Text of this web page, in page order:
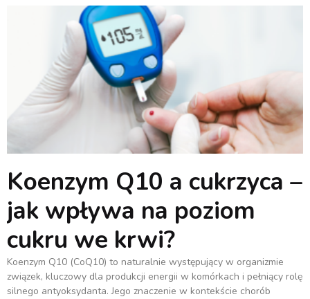
Koenzym Q10 a cukrzyca –
jak wpływa na poziom
cukru we krwi?
Koenzym Q10 (CoQ10) to naturalnie występujący w organizmie
związek, kluczowy dla produkcji energii w komórkach i pełniący rolę
silnego antyoksydanta. Jego znaczenie w kontekście chorób